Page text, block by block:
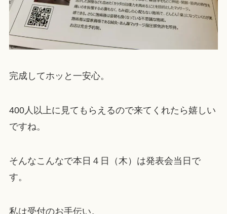
完成してホッと一安心。
400人以上に見てもらえるので来てくれたら嬉しい
ですね。
そんなこんなで本日４日（木）は発表会当日で
す。
私は受付のお手伝い。